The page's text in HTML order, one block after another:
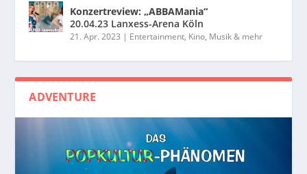
Konzertreview: „ABBAMania“
20.04.23 Lanxess-Arena Köln
21. Apr. 2023 | Entertainment, Kino, Musik & mehr
ADVENTURE